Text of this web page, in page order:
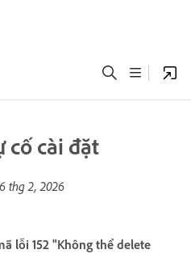
cố cài đặt
thg 2, 2026
lỗi 152 "Không thể delete